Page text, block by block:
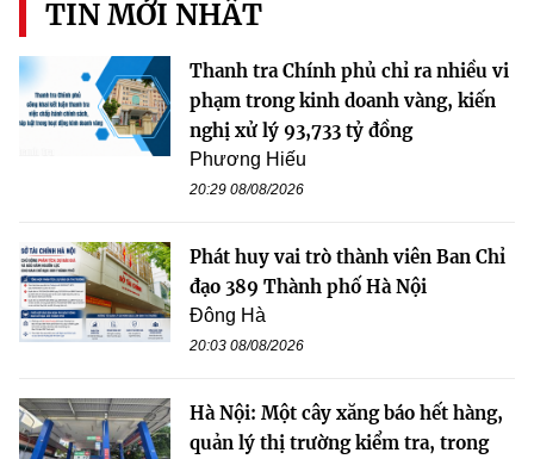
TIN MỚI NHẤT
Thanh tra Chính phủ chỉ ra nhiều vi
phạm trong kinh doanh vàng, kiến
nghị xử lý 93,733 tỷ đồng
Phương Hiếu
20:29 08/08/2026
Phát huy vai trò thành viên Ban Chỉ
đạo 389 Thành phố Hà Nội
Đông Hà
20:03 08/08/2026
Hà Nội: Một cây xăng báo hết hàng,
quản lý thị trường kiểm tra, trong